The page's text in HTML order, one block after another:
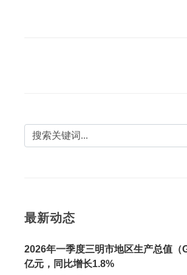
最新动态
2026年一季度三明市地区生产总值（
亿元，同比增长1.8%